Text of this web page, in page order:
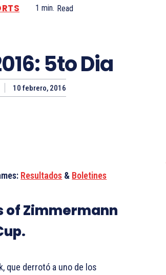
1 min. Read
5to Dia
10 febrero, 2016
Resultados & Boletines
of Zimmermann
que derrotó a uno de los